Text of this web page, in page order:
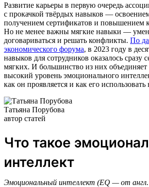
Развитие карьеры в первую очередь
с прокачкой твёрдых навыков —
получением сертификатов и повышением
Но не менее важны мягкие навыки —
договариваться и решать конфликты. По
экономического форума, в 2023 году в
навыков для сотрудников оказалось сразу
мягких. И большинство из них
высокий уровень эмоционального
как он проявляется и как его использовать
Татьяна Порубова
автор статей
Что такое
интеллект
Эмоциональный интеллект (EQ — от